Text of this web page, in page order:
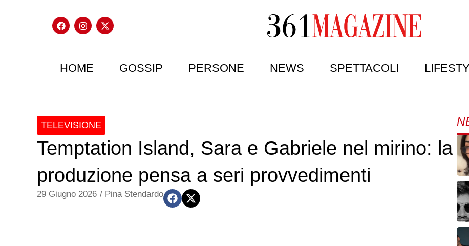
HOME GOSSIP PERSONE NEWS SPETTACOLI
TELEVISIONE
Temptation Island, Sara e Gabriele nel mirino: la
produzione pensa a seri provvedimenti
29 Giugno 2026 / Pina Stendardo